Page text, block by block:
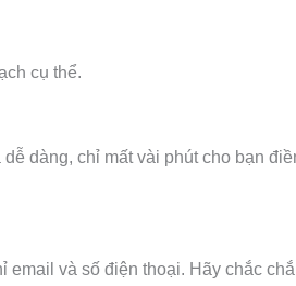
cụ thể.
dàng, chỉ mất vài phút cho bạn
và số điện thoại. Hãy chắc